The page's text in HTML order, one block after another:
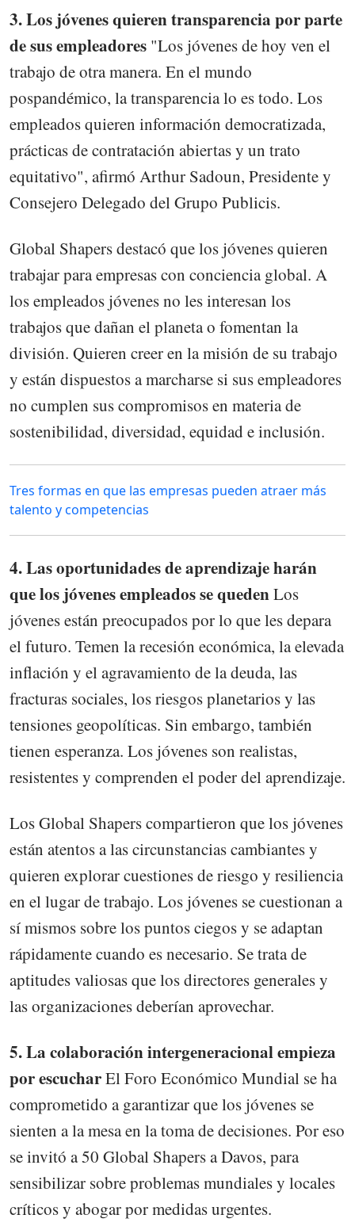
3. Los jóvenes quieren transparencia por parte
de sus empleadores "Los jóvenes de hoy ven el
trabajo de otra manera. En el mundo
pospandémico, la transparencia lo es todo. Los
empleados quieren información democratizada,
prácticas de contratación abiertas y un trato
equitativo", afirmó Arthur Sadoun, Presidente y
Consejero Delegado del Grupo Publicis.
Global Shapers destacó que los jóvenes quieren
trabajar para empresas con conciencia global. A
los empleados jóvenes no les interesan los
trabajos que dañan el planeta o fomentan la
división. Quieren creer en la misión de su trabajo
y están dispuestos a marcharse si sus empleadores
no cumplen sus compromisos en materia de
sostenibilidad, diversidad, equidad e inclusión.
Tres formas en que las empresas pueden atraer más
talento y competencias
4. Las oportunidades de aprendizaje harán
que los jóvenes empleados se quedenLos
jóvenes están preocupados por lo que les depara
el futuro. Temen la recesión económica, la elevada
inflación y el agravamiento de la deuda, las
fracturas sociales, los riesgos planetarios y las
tensiones geopolíticas. Sin embargo, también
tienen esperanza. Los jóvenes son realistas,
resistentes y comprenden el poder del aprendizaje.
Los Global Shapers compartieron que los jóvenes
están atentos a las circunstancias cambiantes y
quieren explorar cuestiones de riesgo y resiliencia
en el lugar de trabajo. Los jóvenes se cuestionan a
sí mismos sobre los puntos ciegos y se adaptan
rápidamente cuando es necesario. Se trata de
aptitudes valiosas que los directores generales y
las organizaciones deberían aprovechar.
5. La colaboración intergeneracional empieza
por escucharEl Foro Económico Mundial se ha
comprometido a garantizar que los jóvenes se
sienten a la mesa en la toma de decisiones. Por eso
se invitó a 50 Global Shapers a Davos, para
sensibilizar sobre problemas mundiales y locales
críticos y abogar por medidas urgentes.